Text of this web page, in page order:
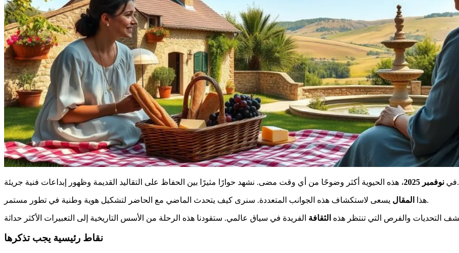
في نوفمبر 2025 ، هذه الحيوية أكثر وضوحًا من أي وقت مضى. نشهد حوارًا مثيرًا بين الحفاظ على التقاليد القديمة وظهور إبداعات فنية جريئة.
هذا المقال يسعى لاستكشاف هذه الجوانب المتعددة. سنرى كيف يتحدث الماضي مع الحاضر لتشكيل هوية وطنية في تطور مستمر.
التحديات والفرص التي تنتظر هذه الثقافة
نقاط رئيسية يجب تذكرها